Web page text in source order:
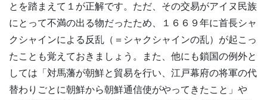
とを踏まえて１が正解です。ただ、その交易がアイヌ民族
にとって不満の出る物だったため、１６６９年に首長シャ
クシャインによる反乱（＝シャクシャインの乱）が起こっ
たことも覚えておきましょう。また、他にも鎖国の例外と
しては「対馬藩が朝鮮と貿易を行い、江戸幕府の将軍の代
替わりごとに朝鮮から朝鮮通信使がやってきたこと」や